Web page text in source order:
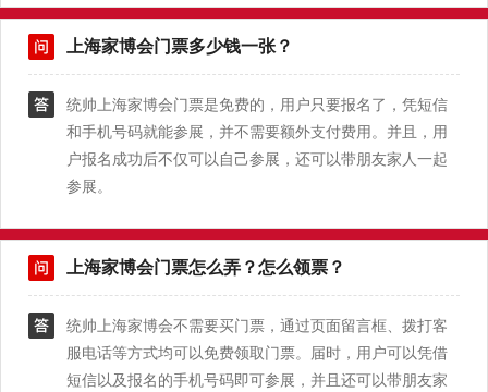
上海家博会门票多少钱一张？
统帅上海家博会门票是免费的，用户只要报名了，凭短信
和手机号码就能参展，并不需要额外支付费用。并且，用
户报名成功后不仅可以自己参展，还可以带朋友家人一起
参展。
上海家博会门票怎么弄？怎么领票？
统帅上海家博会不需要买门票，通过页面留言框、拨打客
服电话等方式均可以免费领取门票。届时，用户可以凭借
短信以及报名的手机号码即可参展，并且还可以带朋友家